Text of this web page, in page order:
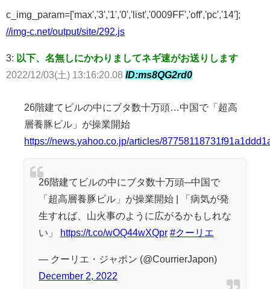
c_img_param=['max','3','1','0','list','0009FF','off','pc','14'];
//img-c.net/output/site/292.js
3: 以下、名無しにかわりましてネギ速がお送りします
2022/12/03(土) 13:16:20.08 ID:ms8QG2rd0
26階建てビルの中にブタ数十万頭…中国で「超高
層養豚ビル」が操業開始
https://news.yahoo.co.jp/articles/
26階建てビルの中にブタ数十万頭─中国で
「超高層養豚ビル」が操業開始 | 「病気が発
生すれば、山火事のように広がるかもしれな
い」
https://t.co/wOQ44wXQpr #クーリエ
— クーリエ・ジャポン (@CourrierJapon)
December 2, 2022